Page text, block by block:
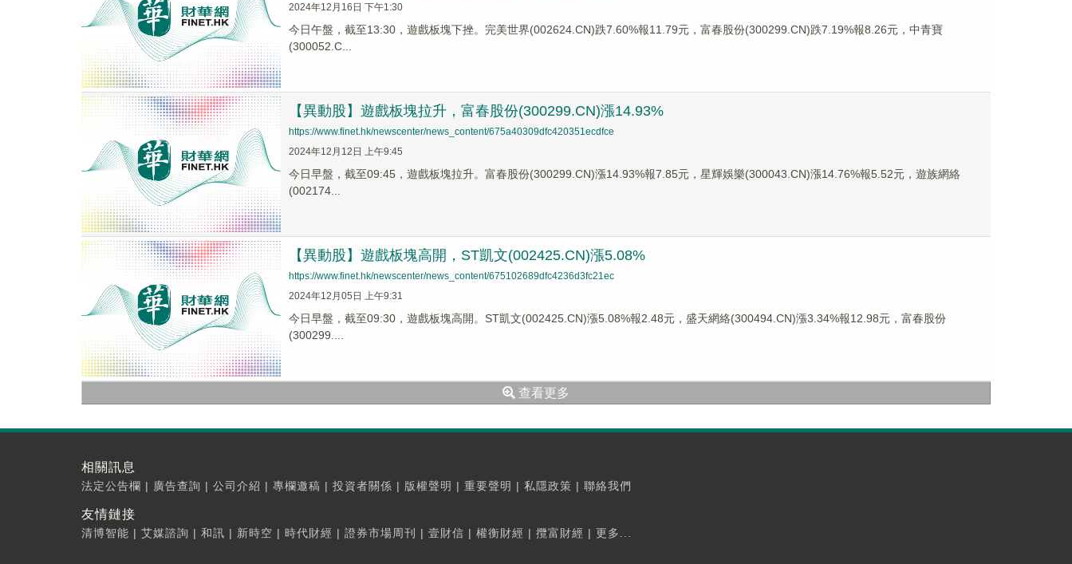
2024年12月16日 下午1:30
今日午盤，截至13:30，遊戲板塊下挫。完美世界(002624.CN)跌7.60%報11.79元，富春股份(300299.CN)跌7.19%報8.26元，中青寶
(300052.C...
【異動股】遊戲板塊拉升，富春股份(300299.CN)漲14.93%
https://www.finet.hk/newscenter/news_content/675a40309dfc420351ecdfce
2024年12月12日 上午9:45
今日早盤，截至09:45，遊戲板塊拉升。富春股份(300299.CN)漲14.93%報7.85元，星輝娛樂(300043.CN)漲14.76%報5.52元，遊族網絡
(002174...
【異動股】遊戲板塊高開，ST凱文(002425.CN)漲5.08%
https://www.finet.hk/newscenter/news_content/675102689dfc4236d3fc21ec
2024年12月05日 上午9:31
今日早盤，截至09:30，遊戲板塊高開。ST凱文(002425.CN)漲5.08%報2.48元，盛天網絡(300494.CN)漲3.34%報12.98元，富春股份
(300299....
查看更多
相關訊息
法定公告欄 | 廣告查詢 | 公司介紹 | 專欄邀稿 | 投資者關係 | 版權聲明 | 重要聲明 | 私隱政策 | 聯絡我們
友情鏈接
清博智能 | 艾媒諮詢 | 和訊 | 新時空 | 時代財經 | 證券市場周刊 | 壹財信 | 權衡財經 | 攬富財經 | 更多...